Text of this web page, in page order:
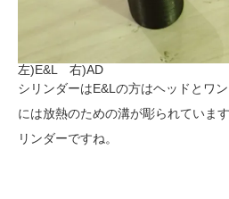
左)E&L 右)AD
シリンダーはE&Lの方はヘッドとワ
には放熱のための溝が彫られていま
リンダーですね。